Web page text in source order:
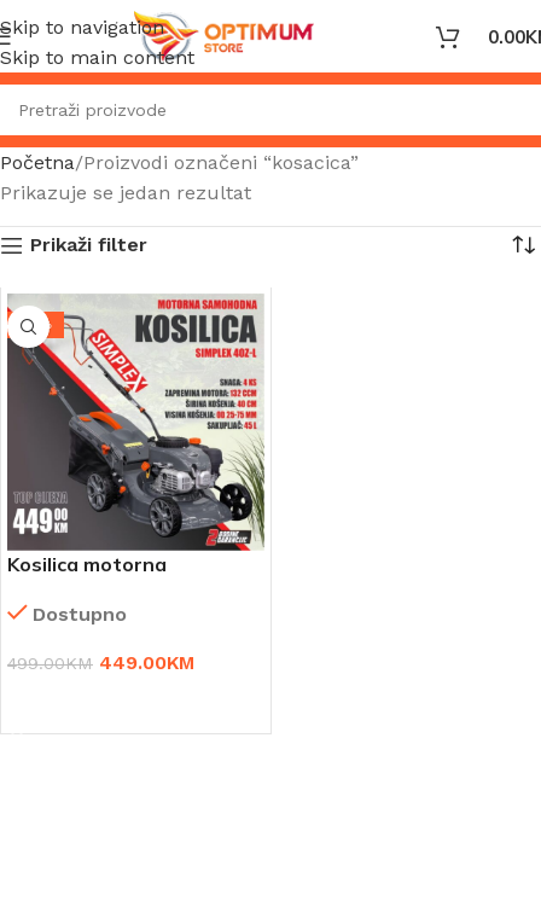
Skip to navigation
Skip to main content
0.00
Početna Proizvodi označeni “kosacica”
Prikazuje se jedan rezultat
Prikaži filter
-10%
Kosilica motorna
Dostupno
499.00KM 449.00KM